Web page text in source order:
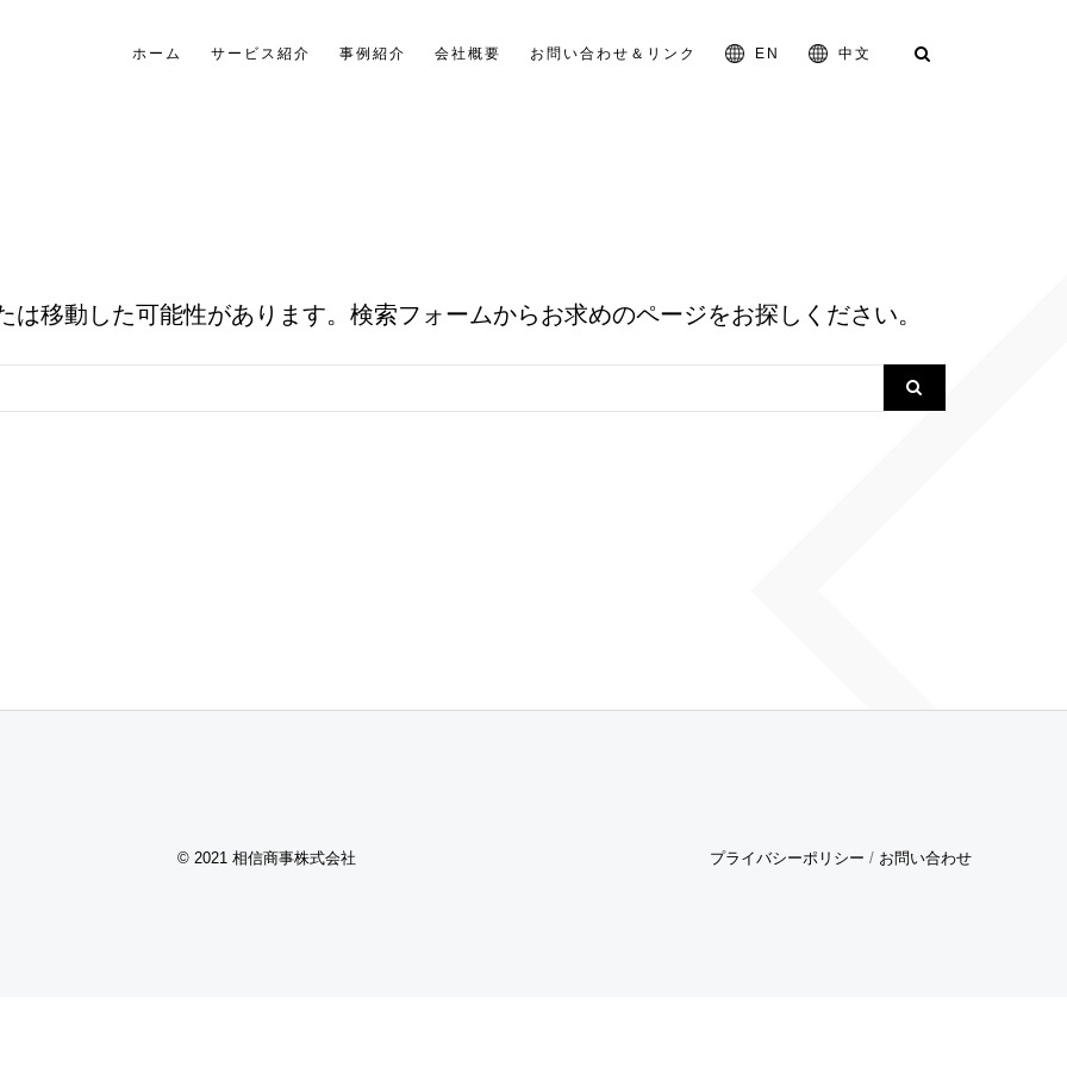
ホーム サービス紹介 事例紹介 会社概要 お問い合わせ＆リンク
移動した可能性があります。検索フォームからお求めのページをお探しください。
© 2021 相信商事株式会社 プライバシーポリシー / お問い合わせ